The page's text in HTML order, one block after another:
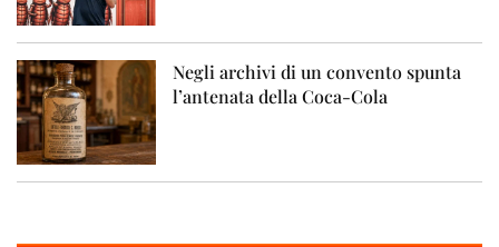
Negli archivi di un convento spunta
l’antenata della Coca-Cola